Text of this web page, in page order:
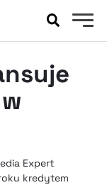
Expert
kredytem